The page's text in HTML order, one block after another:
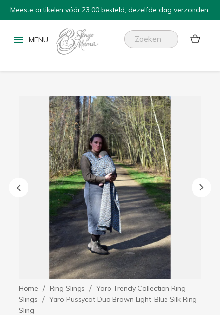
Meeste artikelen vóór 23:00 besteld, dezelfde dag verzonden.

Home Ring Slings
Yaro Trendy Collection Ring
Slings
Yaro Pussycat Duo Brown Light-Blue Silk Ring
Sling